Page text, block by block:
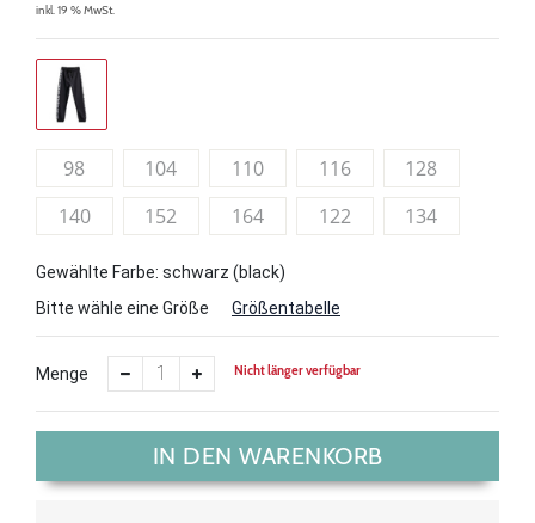
inkl. 19 % MwSt.
98 104 110 116
128
140
152 164 122 134
Gewählte Farbe: schwarz (black)
Bitte wähle eine Größe
Größentabelle
Menge Nicht länger verfügbar
IN DEN WARENKORB